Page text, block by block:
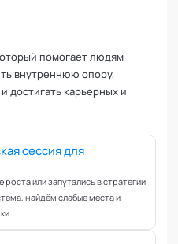
этика
программы
помогает людям
внутреннюю опору,
достигать карьерных и
сессия для
или запутались в стратегии
найдём слабые места и